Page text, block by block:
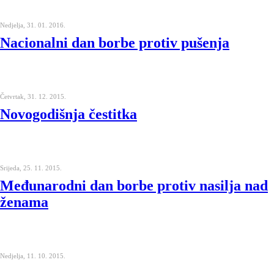
Nedjelja, 31. 01. 2016.
Nacionalni dan borbe protiv pušenja
Četvrtak, 31. 12. 2015.
Novogodišnja čestitka
Srijeda, 25. 11. 2015.
Međunarodni dan borbe protiv nasilja nad
ženama
Nedjelja, 11. 10. 2015.